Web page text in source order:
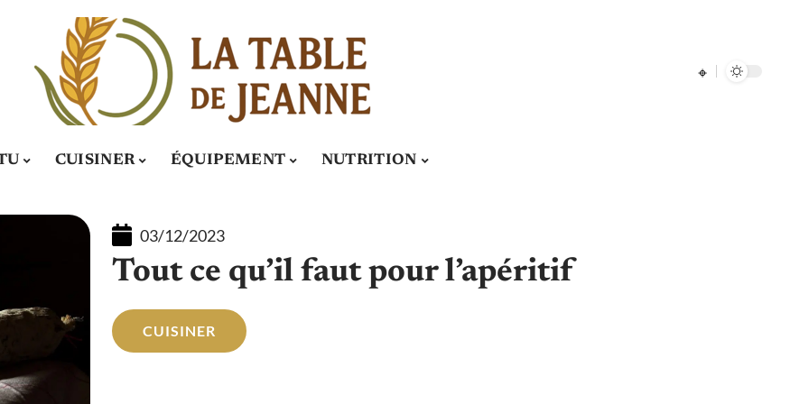
CUISINER ÉQUIPEMENT NUTRITION
03/12/2023
Tout ce qu’il faut pour l’apéritif
CUISINER